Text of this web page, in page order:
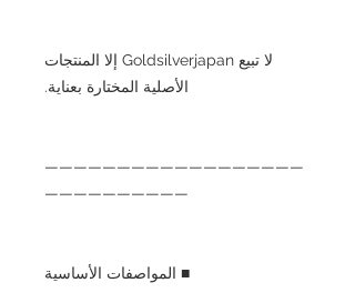
لا تبيع Goldsilverjapan إلا المنتجات
الأصلية المختارة بعناية.
——————————————————
——————————
■ المواصفات الأساسية